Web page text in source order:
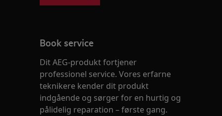
Book service
Dit AEG-produkt fortjener
professionel service. Vores erfarne
teknikere kender dit produkt
indgående og sørger for en hurtig og
pålidelig reparation – første gang.